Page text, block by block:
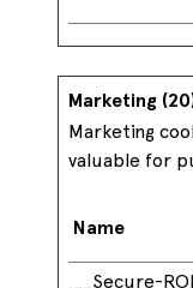
Marketing
Marketing
valuable for
Name
__Secure-